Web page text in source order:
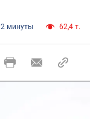
2 минуты 62,4 т.